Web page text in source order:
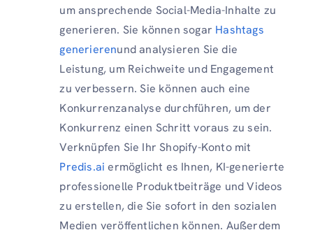
um ansprechende Social-Media-Inhalte zu
generieren. Sie können sogar Hashtags
generierenund analysieren Sie die
Leistung, um Reichweite und Engagement
zu verbessern. Sie können auch eine
Konkurrenzanalyse durchführen, um der
Konkurrenz einen Schritt voraus zu sein.
Verknüpfen Sie Ihr Shopify-Konto mit
Predis.aiermöglicht es Ihnen, KI-generierte
professionelle Produktbeiträge und Videos
zu erstellen, die Sie sofort in den sozialen
Medien veröffentlichen können. Außerdem